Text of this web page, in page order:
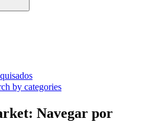
by categories
Navegar por